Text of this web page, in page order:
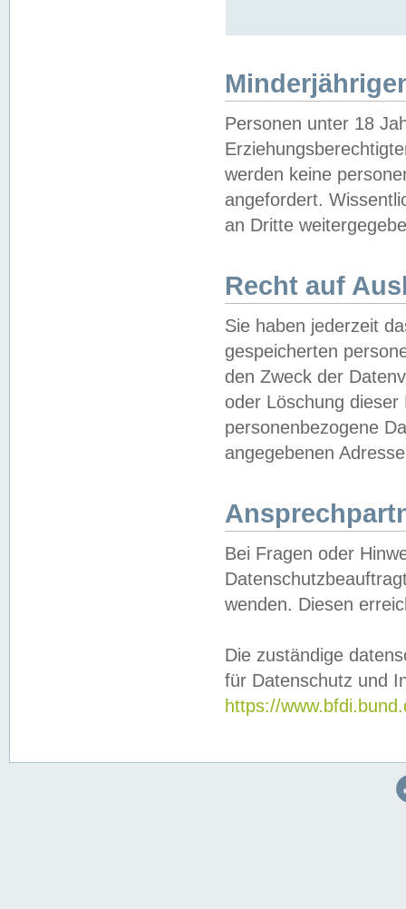
Personen unter 18
werden keine
angefordert.
an Dritte
Recht auf
Sie haben jederzeit
gespeicherten
den Zweck der
oder Löschung
personenbezogene
angegebenen
Bei Fragen oder
wenden. Diesen
Die zuständige
für Datenschutz und
https://